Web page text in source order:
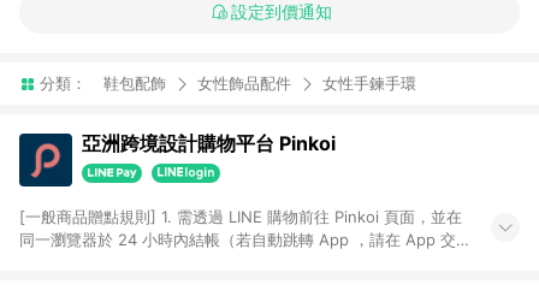
設定到價通知
分類： 鞋包配飾 女性飾品配件 女性手鍊手環
亞洲跨境設計購物平台 Pinkoi
[一般商品贈點規則] 1. 需透過 LINE 購物前往 Pinkoi 頁面，並在
同一瀏覽器於 24 小時內結帳（若自動跳轉 App ，請在 App 交